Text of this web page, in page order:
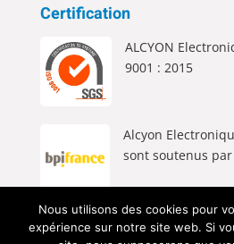
Certification
ALCYON
9001 : 2015
Alcyon
sont soutenus par
Nous utilisons des cookies pour
expérience sur notre site web. Si